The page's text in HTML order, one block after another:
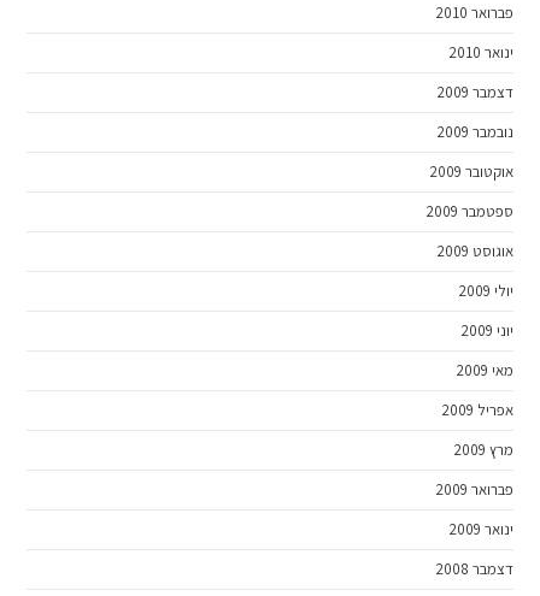
פברואר 2010
ינואר 2010
דצמבר 2009
נובמבר 2009
אוקטובר 2009
ספטמבר 2009
אוגוסט 2009
יולי 2009
יוני 2009
מאי 2009
אפריל 2009
מרץ 2009
פברואר 2009
ינואר 2009
דצמבר 2008